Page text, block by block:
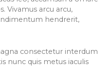
Vivamus arcu arcu,
hendrerit,
consectetur interdum
nunc quis metus iaculis